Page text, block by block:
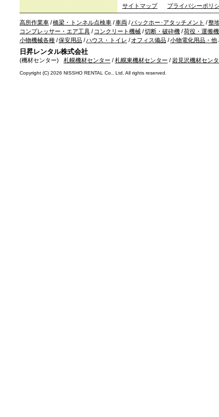
サイトマップ プライバシーポリ
高所作業車 /橋梁・トンネル点検車 /車両 /バックホー･アタッチメント /整
コンプレッサー・エア工具 / コンクリート機械 /切断・破砕機 /荷役・運搬
小物機械各種 /保安用品 /ハウス・トイレ / オフィス備品 /小物電化用品・他
日昇レンタル株式会社
(機材センター) 札幌機材センター /札幌東機材センター /岩見沢機材セン
Copyright (C) 2026 NISSHO RENTAL Co., Ltd. All rights reserved.